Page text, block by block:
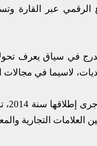
الرقمي عبر القارة
في سياق يعرف
لاسيما في مجالات
العلامات التجارية